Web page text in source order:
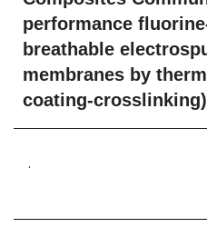
performance
breathable
membranes by
coating-crosslinking)